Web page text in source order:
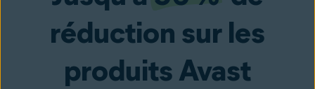
réduction sur les
produits Avast